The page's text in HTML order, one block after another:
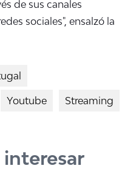
de sus canales
sociales", ensalzó la
Youtube Streaming
interesar